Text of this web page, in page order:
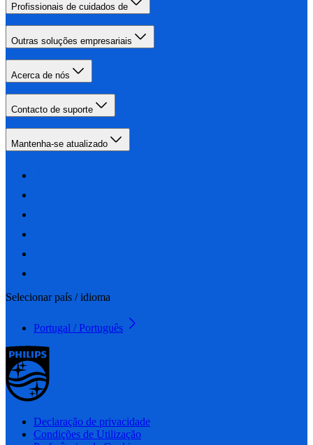
Profissionais de cuidados de
Outras soluções empresariais
Acerca de nós
Contacto de suporte
Mantenha-se atualizado
Selecionar país / idioma
Portugal / Português
Declaração de privacidade
Condições de Utilização